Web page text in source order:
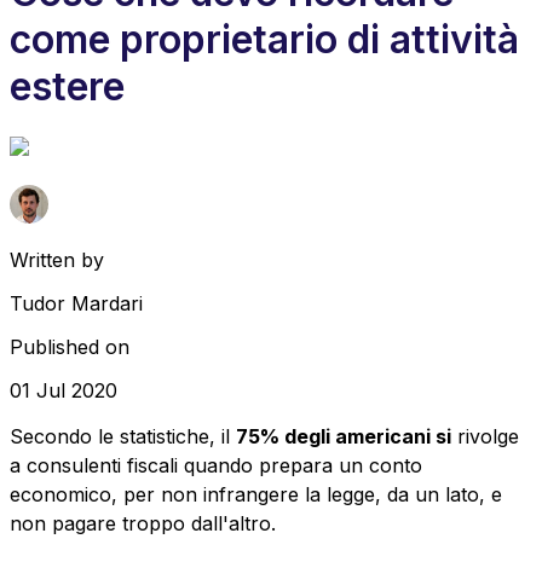
come proprietario di attività
estere
Written by
Tudor Mardari
Published on
01 Jul 2020
Secondo le statistiche, il 75% degli americani si rivolge
a consulenti fiscali quando prepara un conto
economico, per non infrangere la legge, da un lato, e
non pagare troppo dall'altro.